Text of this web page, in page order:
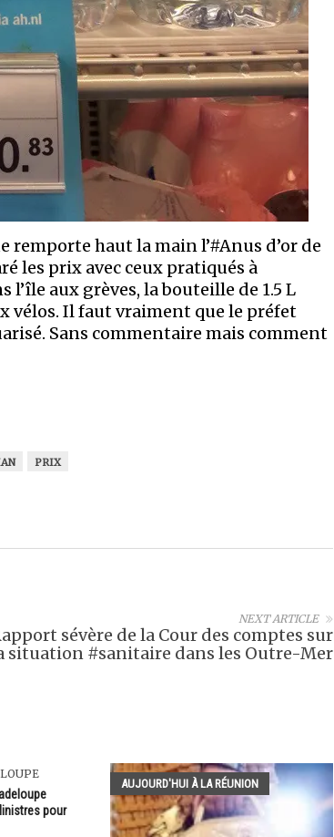
haut la main l’#Anus d’or de
les prix avec ceux pratiqués à
l’île aux grèves, la bouteille de 1.5 L
vélos. Il faut vraiment que le préfet
Sans commentaire mais comment
PRIX
NEXT ARTICLE
sévère de la Cour des comptes sur
situation #sanitaire dans les Outre-Mer
pour
AUJOURD'HUI À LA RÉUNION